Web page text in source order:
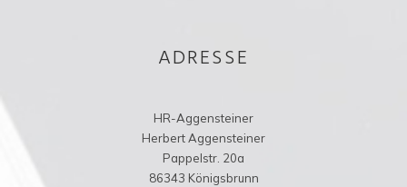
ADRESSE
HR-Aggensteiner
Herbert Aggensteiner
Pappelstr. 20a
86343 Königsbrunn